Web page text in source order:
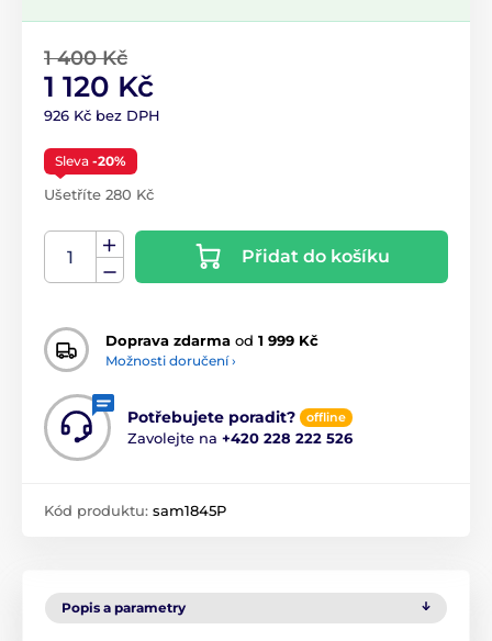
1 400 Kč
1 120 Kč
926 Kč bez DPH
Sleva -20%
Ušetříte 280 Kč
Přidat do košíku
Doprava zdarma od 1 999 Kč
Možnosti doručení ›
Potřebujete poradit? offline
Zavolejte na +420 228 222 526
Kód produktu: sam1845P
Popis a parametry